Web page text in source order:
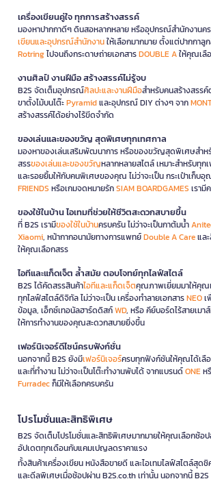
เครื่องเขียนคู่ใจ ทุกการสร้างสรรค์
มองหาปากกาดีๆ ดินสอหลากหลาย หรืออุปกรณ์สำนักงานค
เขียนและอุปกรณ์สำนักงานให้เลือกมากมาย ตั้งแต่ปากกาลู
Rotringไปจนถึงกระดาษถ่ายเอกสารDOUBLE Aให้คุณเลื
งานศิลป์ งานฝีมือ สร้างสรรค์ไม่รู้จบ
B2S จัดเต็มอุปกรณ์ศิลปะและงานฝีมือสำหรับคนสร้างสรร
ขาตั้งไม้บนโต๊ะPyramidและอุปกรณ์ DIY ต่างๆ จาก
สร้างสรรค์ได้อย่างไร้ขีดจำกัด
ของเล่นและของขวัญ สุดพิเศษทุกเทศกาล
มองหาของเล่นเสริมพัฒนาการ หรือของขวัญสุดพิเศษสำหรั
สรรของเล่นและของขวัญหลากหลายสไตล์ เหมาะสำหรับทุ
และรอยยิ้มให้กับคนพิเศษของคุณ ไม่ว่าจะเป็น กระเป๋าเก็บ
FRIENDS หรือเกมจดหมายรักSIAM BOARDGAMES เรามี
ของใช้ในบ้าน ไอเทมที่ช่วยให้ชีวิตสะดวกสบายขึ้น
ที่ B2S เรามีของใช้ในบ้านครบครัน ไม่ว่าจะเป็นกาต้มน้ำ
Xiaomi, หน้ากากอนามัยทางการแพทย์Double A Careแล
ให้คุณเลือกสรร
ไอทีและแก็ดเจ็ต ล้ำสมัย ตอบโจทย์ทุกไลฟ์สไตล์
B2S ได้คัดสรรสินค้าไอทีและแก็ดเจ็ตคุณภาพเยี่ยมมาให้คุณ
ทุกไลฟ์สไตล์ดิจิทัล ไม่ว่าจะเป็น เครื่องทำลายเอกสารNEOเ
ข้อมูล, เอ็กซ์เทอนัลฮาร์ดดิสก์WD, หรือ คีย์บอร์ดไร้สายเมา
ให้การทำงานของคุณสะดวกสบายยิ่งขึ้น
เฟอร์นิเจอร์ดีไซน์ครบฟังก์ชั่น
นอกจากนี้ B2S ยังมีเฟอร์นิเจอร์ครบทุกฟังก์ชันให้คุณได้เลื
และที่ทำงาน ไม่ว่าจะเป็นโต๊ะทำงานพับได้ จากแบรนด์ONEห
Furradecก็มีให้เลือกครบครัน
โปรโมชั่นและสิทธิพิเศษ
B2S จัดเต็มโปรโมชั่นและสิทธิพิเศษมากมายให้คุณเลือกช้อ
อัปเดตทุกเดือนกับแคมเปญลดราคาแรง
ทั้งสินค้าเครื่องเขียน หนังสือขายดี และไอเทมไลฟ์สไตล์สุด
และดีลพิเศษเมื่อช้อปผ่าน B2S.co.th เท่านั้น นอกจากนี้